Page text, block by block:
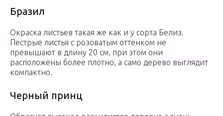
Бразил
Окраска листьев такая же как и у сорта Белиз.
Пестрые листья с розоватым оттенком не
превышают в длину 20 см, при этом они
расположены более плотно, а само дерево выглядит
компактно.
Черный принц